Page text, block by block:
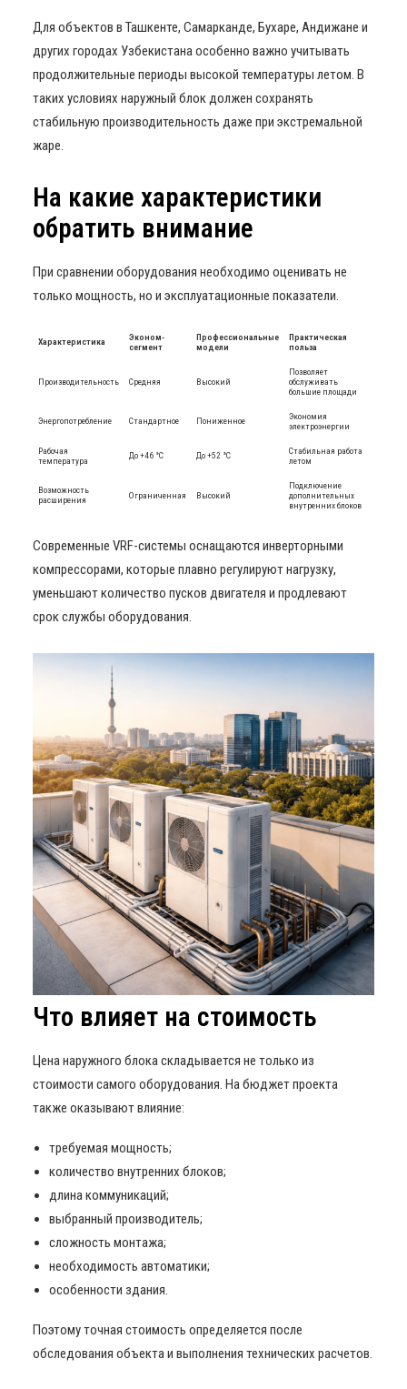
Для объектов в Ташкенте, Самарканде, Бухаре, Андижане и
других городах Узбекистана особенно важно учитывать
продолжительные периоды высокой температуры летом. В
таких условиях наружный блок должен сохранять
стабильную производительность даже при экстремальной
жаре.
На какие характеристики
обратить внимание
При сравнении оборудования необходимо оценивать не
только мощность, но и эксплуатационные показатели.
Характеристика
Эконом-
сегмент
Профессиональные
модели
Практическая
польза
Производительность Средняя Высокий
Позволяет
обслуживать
большие площади
Энергопотребление Стандартное Пониженное
Экономия
электроэнергии
Рабочая
температура
До +46 °C До +52 °C
Стабильная работа
летом
Возможность
расширения
Ограниченная Высокий
Подключение
дополнительных
внутренних блоков
Современные VRF-системы оснащаются инверторными
компрессорами, которые плавно регулируют нагрузку,
уменьшают количество пусков двигателя и продлевают
срок службы оборудования.
Что влияет на стоимость
Цена наружного блока складывается не только из
стоимости самого оборудования. На бюджет проекта
также оказывают влияние:
требуемая мощность;
количество внутренних блоков;
длина коммуникаций;
выбранный производитель;
сложность монтажа;
необходимость автоматики;
особенности здания.
Поэтому точная стоимость определяется после
обследования объекта и выполнения технических расчетов.